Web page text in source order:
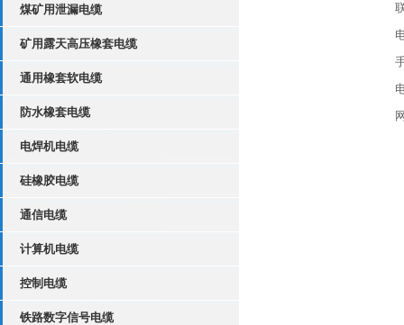
煤矿用泄漏电缆
矿用露天高压橡套电缆
通用橡套软电缆
防水橡套电缆
电焊机电缆
硅橡胶电缆
通信电缆
计算机电缆
控制电缆
铁路数字信号电缆